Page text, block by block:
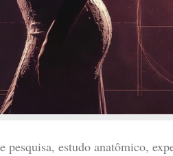
estudo anatômico,